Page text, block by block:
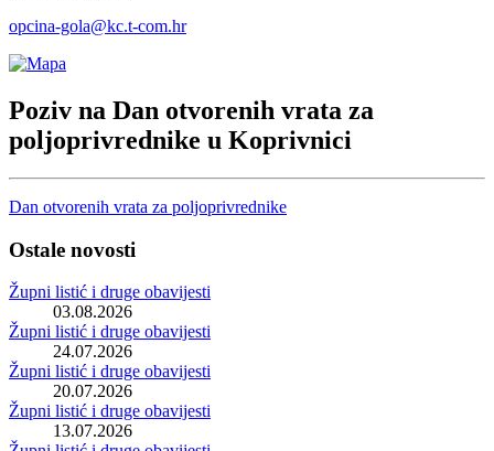
opcina-gola@kc.t-com.hr
Poziv na Dan otvorenih vrata za
poljoprivrednike u Koprivnici
Dan otvorenih vrata za poljoprivrednike
Ostale novosti
Župni listić i druge obavijesti
03.08.2026
Župni listić i druge obavijesti
24.07.2026
Župni listić i druge obavijesti
20.07.2026
Župni listić i druge obavijesti
13.07.2026